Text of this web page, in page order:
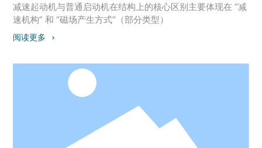
减速起动机与普通启动机在结构上的核心区别主要体现在 “减
速机构” 和 “磁场产生方式”（部分类型）
阅读更多